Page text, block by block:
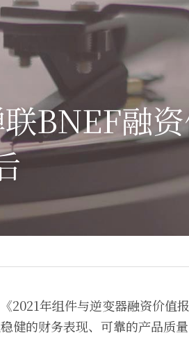
BNEF融
2021年组件与逆变器融资价值
的财务表现、可靠的产品质